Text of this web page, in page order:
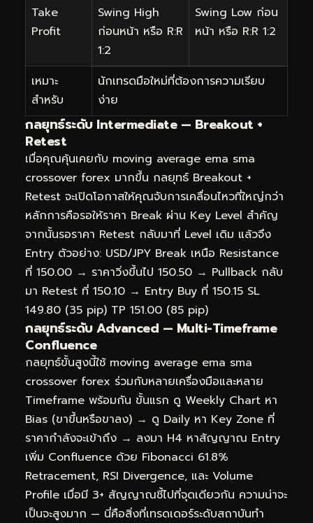
Take
Profit
Swing High
ก่อนหน้า หรือ R:R
1:2
Swing Low ก่อน
หน้า หรือ R:R 1:2
เหมาะ
สำหรับ
นักเทรดมือใหม่ที่ต้องการความเรียบ
ง่าย
กลยุทธ์ระดับ Intermediate — Breakout +
Retest
เมื่อคุณคุ้นเคยกับ moving average ema sma
crossover forex มากขึ้น กลยุทธ์ Breakout +
Retest จะเปิดโอกาสให้คุณจับการเคลื่อนไหวที่ใหญ่กว่า
หลักการคือรอให้ราคา Break ผ่าน Key Level สำคัญ
จากนั้นรอราคา Retest กลับมาที่ Level เดิม แล้วจึง
Entry ตัวอย่าง: USD/JPY Break เหนือ Resistance
ที่ 150.00 → ราคาวิ่งขึ้นไป 150.50 → Pullback กลับ
มา Retest ที่ 150.10 → Entry Buy ที่ 150.15 SL
149.80 (35 pip) TP 151.00 (85 pip)
กลยุทธ์ระดับ Advanced — Multi-Timeframe
Confluence
กลยุทธ์ขั้นสูงนี้ใช้ moving average ema sma
crossover forex ร่วมกับหลายเครื่องมือและหลาย
Timeframe พร้อมกัน ขั้นแรก ดู Weekly Chart หา
Bias (ขาขึ้นหรือขาลง) → ดู Daily หา Key Zone ที่
ราคากำลังจะเข้าถึง → ลงมา H4 หาสัญญาณ Entry
เพิ่ม Confluence ด้วย Fibonacci 61.8%
Retracement, RSI Divergence, และ Volume
Profile เมื่อมี 3+ สัญญาณชี้ไปที่จุดเดียวกัน ความน่าจะ
เป็นจะสูงมาก — นี่คือสิ่งที่เทรดเดอร์ระดับสถาบันทำ